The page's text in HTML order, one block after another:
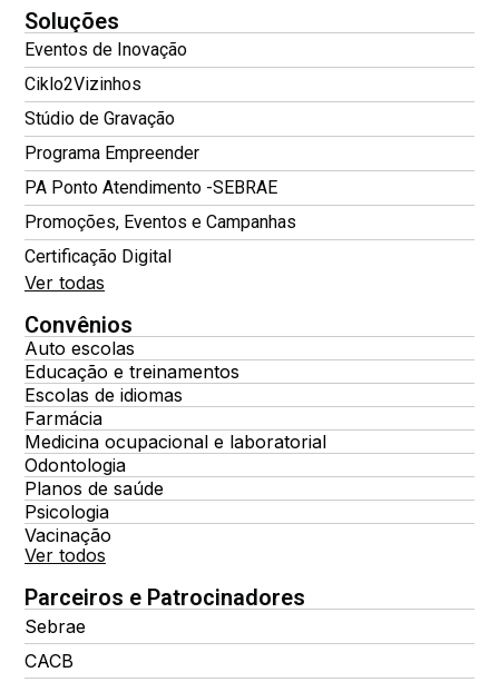
Soluções
Eventos de Inovação
Ciklo2Vizinhos
Stúdio de Gravação
Programa Empreender
PA Ponto Atendimento -SEBRAE
Promoções, Eventos e Campanhas
Certificação Digital
Ver todas
Convênios
Auto escolas
Educação e treinamentos
Escolas de idiomas
Farmácia
Medicina ocupacional e laboratorial
Odontologia
Planos de saúde
Psicologia
Vacinação
Ver todos
Parceiros e Patrocinadores
Sebrae
CACB